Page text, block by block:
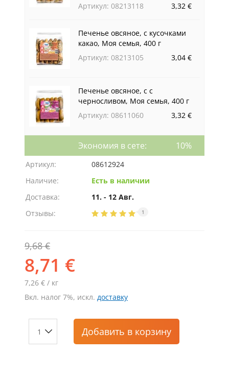
Артикул: 08213118
3,32 €
Печенье овсяное, с кусочками
какао, Моя семья, 400 г
Артикул: 08213105
3,04 €
Печенье овсяное, с с
черносливом, Моя семья, 400 г
Артикул: 08611060
3,32 €
Экономия в сете: 10%
Артикул:
08612924
Наличие:
Есть в наличии
Доставка:
11. - 12 Авг.
Отзывы:
1
9,68 €
8,71 €
7,26 € / кг
Вкл. налог 7%, искл. доставку
Добавить в корзину